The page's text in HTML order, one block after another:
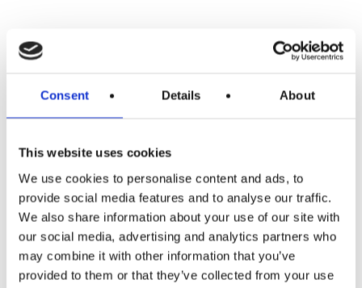
Consent Details About
This website uses cookies
We use cookies to personalise content and ads, to
provide social media features and to analyse our traffic.
We also share information about your use of our site with
our social media, advertising and analytics partners who
may combine it with other information that you’ve
provided to them or that they’ve collected from your use